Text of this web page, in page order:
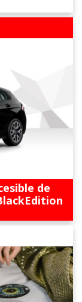
de